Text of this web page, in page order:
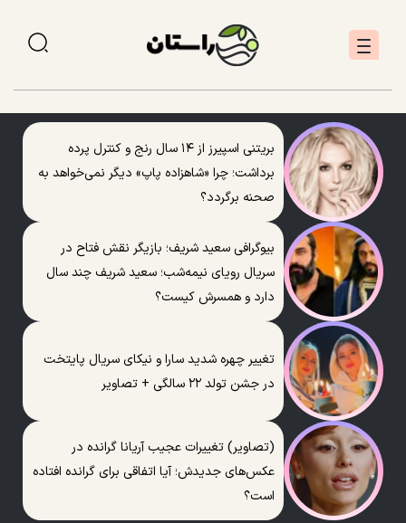
بریتنی اسپیرز از ۱۴ سال رنج و کنترل پرده
برداشت؛ چرا «شاهزاده پاپ» دیگر نمی‌خواهد به
صحنه برگردد؟
بیوگرافی سعید شریف؛ بازیگر نقش فتاح در
سریال رویای نیمه‌شب؛ سعید شریف چند سال
دارد و همسرش کیست؟
تغییر چهره شدید سارا و نیکای سریال پایتخت
در جشن تولد ۲۲ سالگی + تصاویر
(تصاویر) تغییرات عجیب آریانا گرانده در
عکس‌های جدیدش؛ آیا اتفاقی برای گرانده افتاده
است؟